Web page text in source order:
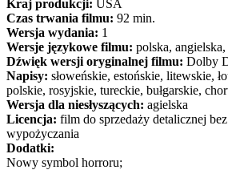
Kraj produkcji: USA
Czas trwania filmu: 92 min.
Wersja wydania: 1
Wersje językowe filmu: polska,
Dźwięk wersji oryginalnej filmu: Dolby
Napisy: słoweńskie, estońskie, litewskie,
polskie, rosyjskie, tureckie, bułgarskie,
Wersja dla niesłyszących: agielska
Licencja: film do sprzedaży detalicznej
wypożyczania
Dodatki:
Nowy symbol horroru;